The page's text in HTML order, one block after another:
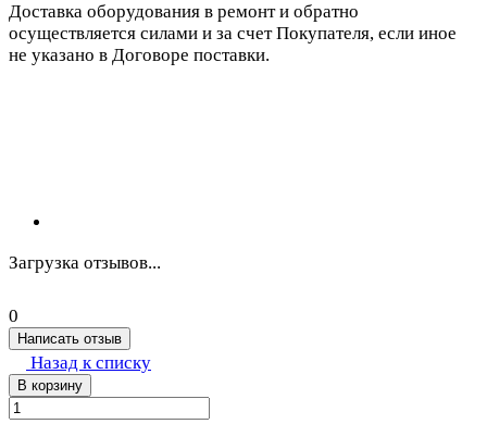
Доставка оборудования в ремонт и обратно
осуществляется силами и за счет Покупателя, если иное
не указано в Договоре поставки.
Загрузка отзывов...
0
Написать отзыв
Назад к списку
В корзину